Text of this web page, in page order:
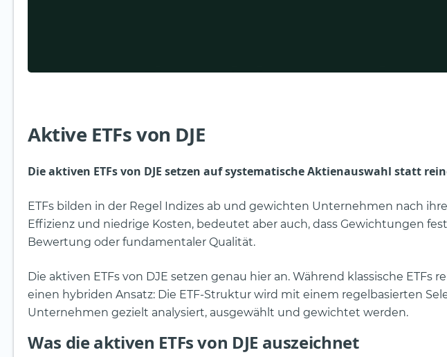
Aktive ETFs von DJE
Die aktiven ETFs von DJE setzen auf systematische Aktienauswahl statt
ETFs bilden in der Regel Indizes ab und gewichten Unternehmen nach
Effizienz und niedrige Kosten, bedeutet aber auch, dass Gewichtungen
Bewertung oder fundamentaler Qualität.
Die aktiven ETFs von DJE setzen genau hier an. Während klassische ETFs
einen hybriden Ansatz: Die ETF-Struktur wird mit einem regelbasierten
Unternehmen gezielt analysiert, ausgewählt und gewichtet werden.
Was die aktiven ETFs von DJE auszeichnet